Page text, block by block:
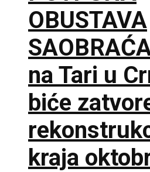
OBUSTAVA
na Tari u
biće
kraja